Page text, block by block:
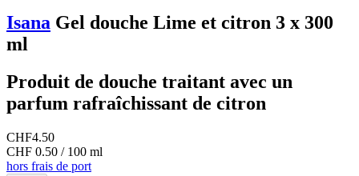
Isana Gel douche Lime et citron 3 x 300
ml
Produit de douche traitant avec un
parfum rafraîchissant de citron
CHF4.50
CHF 0.50 / 100 ml
hors frais de port